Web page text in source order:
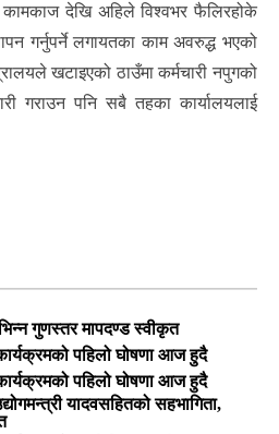
कामकाज देखि अहिले विश्वभर फैलिरहोके
गर्नुपर्ने लगायतका काम अवरुद्ध भएको
खटाइएको ठाउँमा कर्मचारी नपुगको
गराउन पनि सबै तहका कार्यालयलाई
गुणस्तर मापदण्ड स्वीकृत
पहिलो घोषणा आज हुदै
पहिलो घोषणा आज हुदै
यादवसहितको सहभागिता,